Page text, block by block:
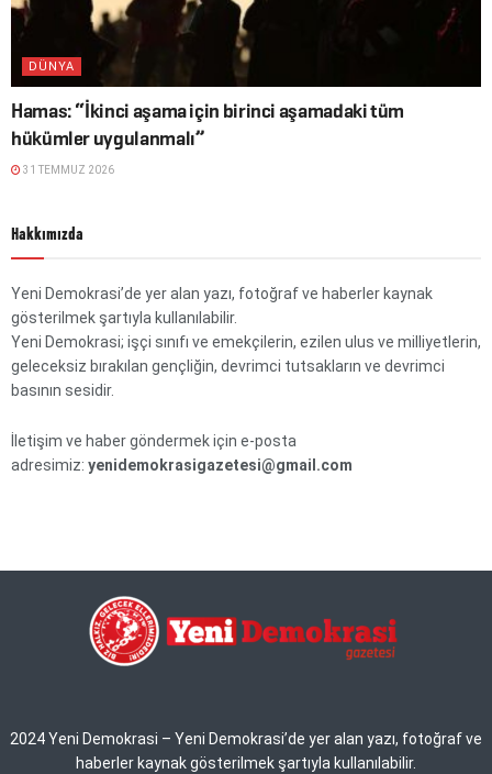
DÜNYA
Hamas: “İkinci aşama için birinci aşamadaki tüm
hükümler uygulanmalı”
31 TEMMUZ 2026
Hakkımızda
Yeni Demokrasi’de yer alan yazı, fotoğraf ve haberler kaynak
gösterilmek şartıyla kullanılabilir.
Yeni Demokrasi; işçi sınıfı ve emekçilerin, ezilen ulus ve milliyetlerin,
geleceksiz bırakılan gençliğin, devrimci tutsakların ve devrimci
basının sesidir.
İletişim ve haber göndermek için e-posta
adresimiz: yenidemokrasigazetesi@gmail.com
2024 Yeni Demokrasi – Yeni Demokrasi’de yer alan yazı, fotoğraf ve
haberler kaynak gösterilmek şartıyla kullanılabilir.